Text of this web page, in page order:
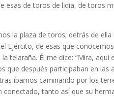
esas de toros de lidia, de toros
la plaza de toros; detrás de
Ejército, de esas que
telaraña. Él me dice: “Mira, aquí
que después participaban en las
íbamos caminando por los
tanto así que su